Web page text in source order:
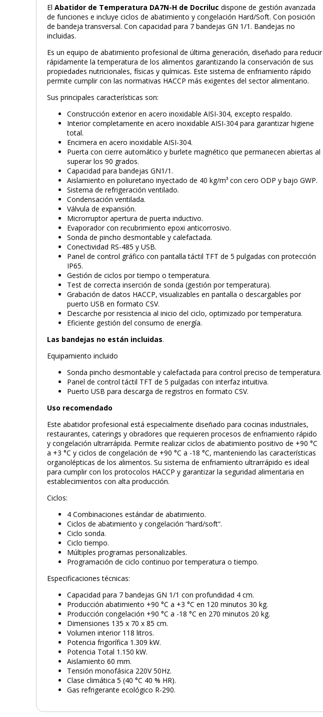
El Abatidor de Temperatura DA7N-H de Docrilucdispone de gestión avanzada
de funciones e incluye ciclos de abatimiento y congelación Hard/Soft. Con posición
de bandeja transversal. Con capacidad para 7 bandejas GN 1/1. Bandejas no
incluidas.
Es un equipo de abatimiento profesional de última generación, diseñado para reducir
rápidamente la temperatura de los alimentos garantizando la conservación de sus
propiedades nutricionales, físicas y químicas. Este sistema de enfriamiento rápido
permite cumplir con las normativas HACCP más exigentes del sector alimentario.
Sus principales características son:
Construcción exterior en acero inoxidable AISI-304, excepto respaldo.
Interior completamente en acero inoxidable AISI-304 para garantizar higiene
total.
Encimera en acero inoxidable AISI-304.
Puerta con cierre automático y burlete magnético que permanecen abiertas al
superar los 90 grados.
Capacidad para bandejas GN1/1.
Aislamiento en poliuretano inyectado de 40 kg/m³ con cero ODP y bajo GWP.
Sistema de refrigeración ventilado.
Condensación ventilada.
Válvula de expansión.
Microrruptor apertura de puerta inductivo.
Evaporador con recubrimiento epoxi anticorrosivo.
Sonda de pincho desmontable y calefactada.
Conectividad RS-485 y USB.
Panel de control gráfico con pantalla táctil TFT de 5 pulgadas con protección
IP65.
Gestión de ciclos por tiempo o temperatura.
Test de correcta inserción de sonda (gestión por temperatura).
Grabación de datos HACCP, visualizables en pantalla o descargables por
puerto USB en formato CSV.
Descarche por resistencia al inicio del ciclo, optimizado por temperatura.
Eficiente gestión del consumo de energía.
Las bandejas no están incluidas.
Equipamiento incluido
Sonda pincho desmontable y calefactada para control preciso de temperatura.
Panel de control táctil TFT de 5 pulgadas con interfaz intuitiva.
Puerto USB para descarga de registros en formato CSV.
Uso recomendado
Este abatidor profesional está especialmente diseñado para cocinas industriales,
restaurantes, caterings y obradores que requieren procesos de enfriamiento rápido
y congelación ultrarrápida. Permite realizar ciclos de abatimiento positivo de +90 °C
a +3 °C y ciclos de congelación de +90 °C a -18 °C, manteniendo las características
organolépticas de los alimentos. Su sistema de enfriamiento ultrarrápido es ideal
para cumplir con los protocolos HACCP y garantizar la seguridad alimentaria en
establecimientos con alta producción.
Ciclos:
4 Combinaciones estándar de abatimiento.
Ciclos de abatimiento y congelación “hard/soft“.
Ciclo sonda.
Ciclo tiempo.
Múltiples programas personalizables.
Programación de ciclo continuo por temperatura o tiempo.
Especificaciones técnicas:
Capacidad para 7 bandejas GN 1/1 con profundidad 4 cm.
Producción abatimiento +90 °C a +3 °C en 120 minutos 30 kg.
Producción congelación +90 °C a -18 °C en 270 minutos 20 kg.
Dimensiones 135 x 70 x 85 cm.
Volumen interior 118 litros.
Potencia frigorífica 1.309 kW.
Potencia Total 1.150 kW.
Aislamiento 60 mm.
Tensión monofásica 220V 50Hz.
Clase climática 5 (40 °C 40 % HR).
Gas refrigerante ecológico R-290.